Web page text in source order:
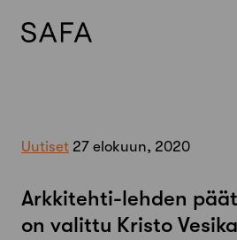
Uutiset 27 elokuun, 2020
Arkkitehti-lehden
on valittu Kristo